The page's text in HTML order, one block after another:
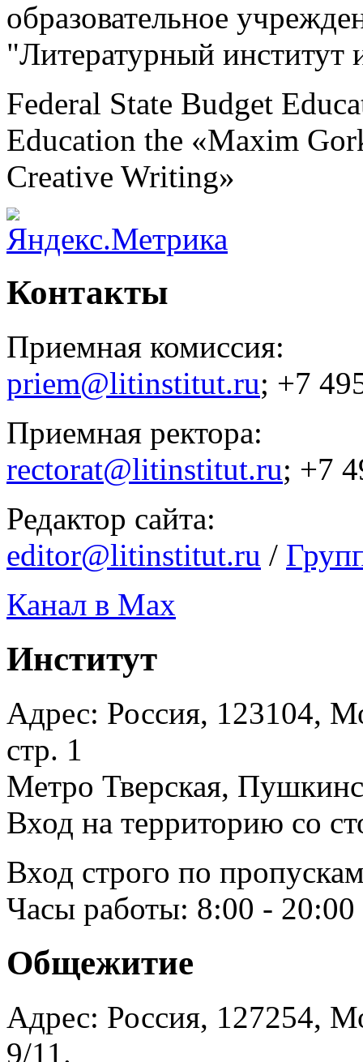
образовательное
"Литературный
Federal State Budget
Education the «Maxim
Creative Writing»
Контакты
Приемная комиссия:
priem@litinstitut.ru; +7
Приемная ректора:
rectorat@litinstitut.ru; +7
Редактор сайта:
editor@litinstitut.ru /
Канал в Max
Институт
Адрес: Россия, 123104,
стр. 1
Метро Тверская,
Вход на территорию со
Вход строго по
Часы работы: 8:00 - 20:00
Общежитие
Адрес: Россия, 127254,
9/11.